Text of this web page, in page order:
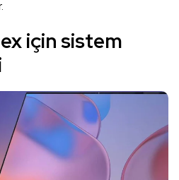
için sistem